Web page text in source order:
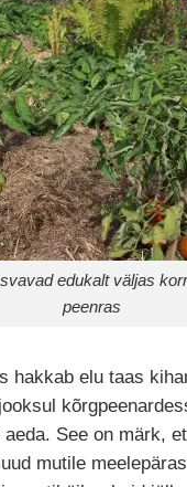
edukalt väljas
peenras
hakkab elu taas
See on märk,
mutile